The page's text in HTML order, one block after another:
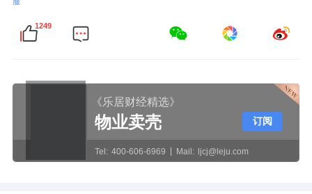
具体的居住痛点。
（*外滩瑞府效果图，仅作示意用）
事实上，豪宅产品的定制化并非新鲜命题，行
业内早有探讨，却始终停留在概念层面；而外
滩瑞府的难得之处，正在于逆势而为，始终以
1249
《乐居财经精选》
物业卖壳
Tel: 400-606-6969 Mail: ljcj@leju.com
订阅